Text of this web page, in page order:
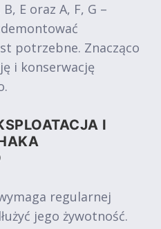
E oraz A, F, G –
potrzebne. Znacząco
i konserwację
I
regularnej
jego żywotność.